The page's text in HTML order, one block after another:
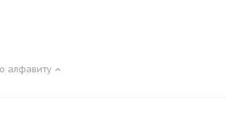
алфавиту